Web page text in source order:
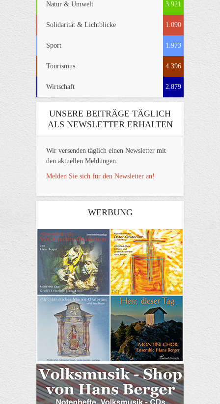
Natur & Umwelt 3.921
Solidarität & Lichtblicke 1.090
Sport 1.973
Tourismus 4.396
Wirtschaft 2.879
UNSERE BEITRÄGE TÄGLICH
ALS NEWSLETTER ERHALTEN
Wir versenden täglich einen Newsletter mit
den aktuellen Meldungen.
Melden Sie sich für den Newsletter an!
WERBUNG